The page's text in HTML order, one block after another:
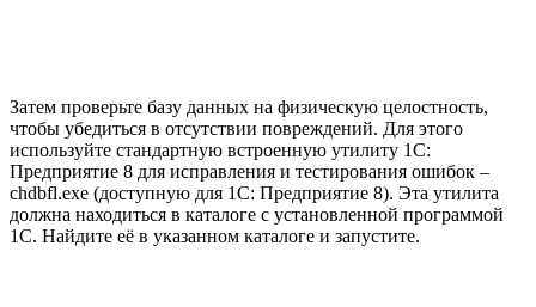
Затем проверьте базу данных на физическую целостность,
чтобы убедиться в отсутствии повреждений. Для этого
используйте стандартную встроенную утилиту 1С:
Предприятие 8 для исправления и тестирования ошибок –
chdbfl.exe (доступную для 1С: Предприятие 8). Эта утилита
должна находиться в каталоге с установленной программой
1С. Найдите её в указанном каталоге и запустите.